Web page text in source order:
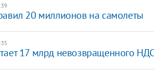
20 миллионов на самолеты
17 млрд невозвращенного